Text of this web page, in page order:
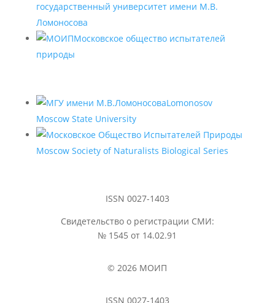
государственный университет имени М.В.
Ломоносова
Московское общество испытателей
природы
Lomonosov
Moscow State University
Moscow Society of Naturalists Biological Series
ISSN 0027-1403
Свидетельство о регистрации СМИ:
№ 1545 от 14.02.91
© 2026 МОИП
ISSN 0027-1403